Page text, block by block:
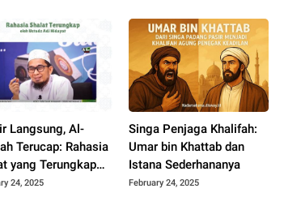
Langsung, Al-
Terucap: Rahasia
yang Terungkap
Anas
24, 2025
Singa Penjaga Khalifah:
Umar bin Khattab dan
Istana Sederhananya
February 24, 2025